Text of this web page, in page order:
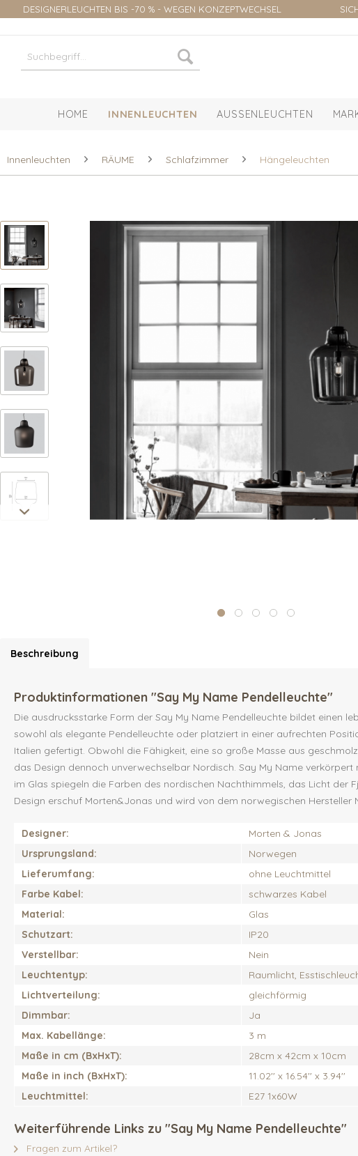
DESIGNERLEUCHTEN BIS -70 % - WEGEN KONZEPTWECHSEL
HOME INNENLEUCHTEN AUSSENLEUCHTEN
Innenleuchten RÄUME Schlafzimmer Hängeleuchten
Beschreibung
Produktinformationen "Say My Name Pendelleuchte"
Die ausdrucksstarke Form der Say My Name Pendelleuchte bildet einen
sowohl als elegante Pendelleuchte oder platziert in einer aufrechten
Italien gefertigt. Obwohl die Fähigkeit, eine so große Masse aus
das Design dennoch unverwechselbar Nordisch. Say My Name
im Glas spiegeln die Farben des nordischen Nachthimmels, das Licht der
Design erschuf Morten&Jonas und wird von dem norwegischen Hersteller
Designer:
Morten & Jonas
Ursprungsland:
Norwegen
Lieferumfang:
ohne Leuchtmittel
Farbe Kabel:
schwarzes Kabel
Material:
Glas
Schutzart:
IP20
Verstellbar:
Nein
Leuchtentyp:
Raumlicht,
Lichtverteilung:
gleichförmig
Dimmbar:
Ja
Max. Kabellänge:
3 m
Maße in cm (BxHxT):
28cm x 42cm x 10cm
Maße in inch (BxHxT):
11.02'' x 16.54'' x 3.94''
Leuchtmittel:
E27 1x60W
Weiterführende Links zu "Say My Name Pendelleuchte"
Fragen zum Artikel?